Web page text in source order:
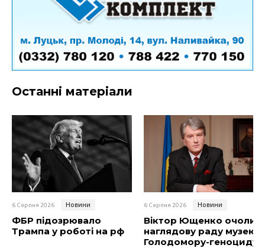
Останні матеріали
6 Серпня 2026 Новини
ФБР підозрювало
Трампа у роботі на рф
6 Серпня 2026 Новини
Віктор Ющенко очолив
наглядову раду музею
Голодомору-геноциду